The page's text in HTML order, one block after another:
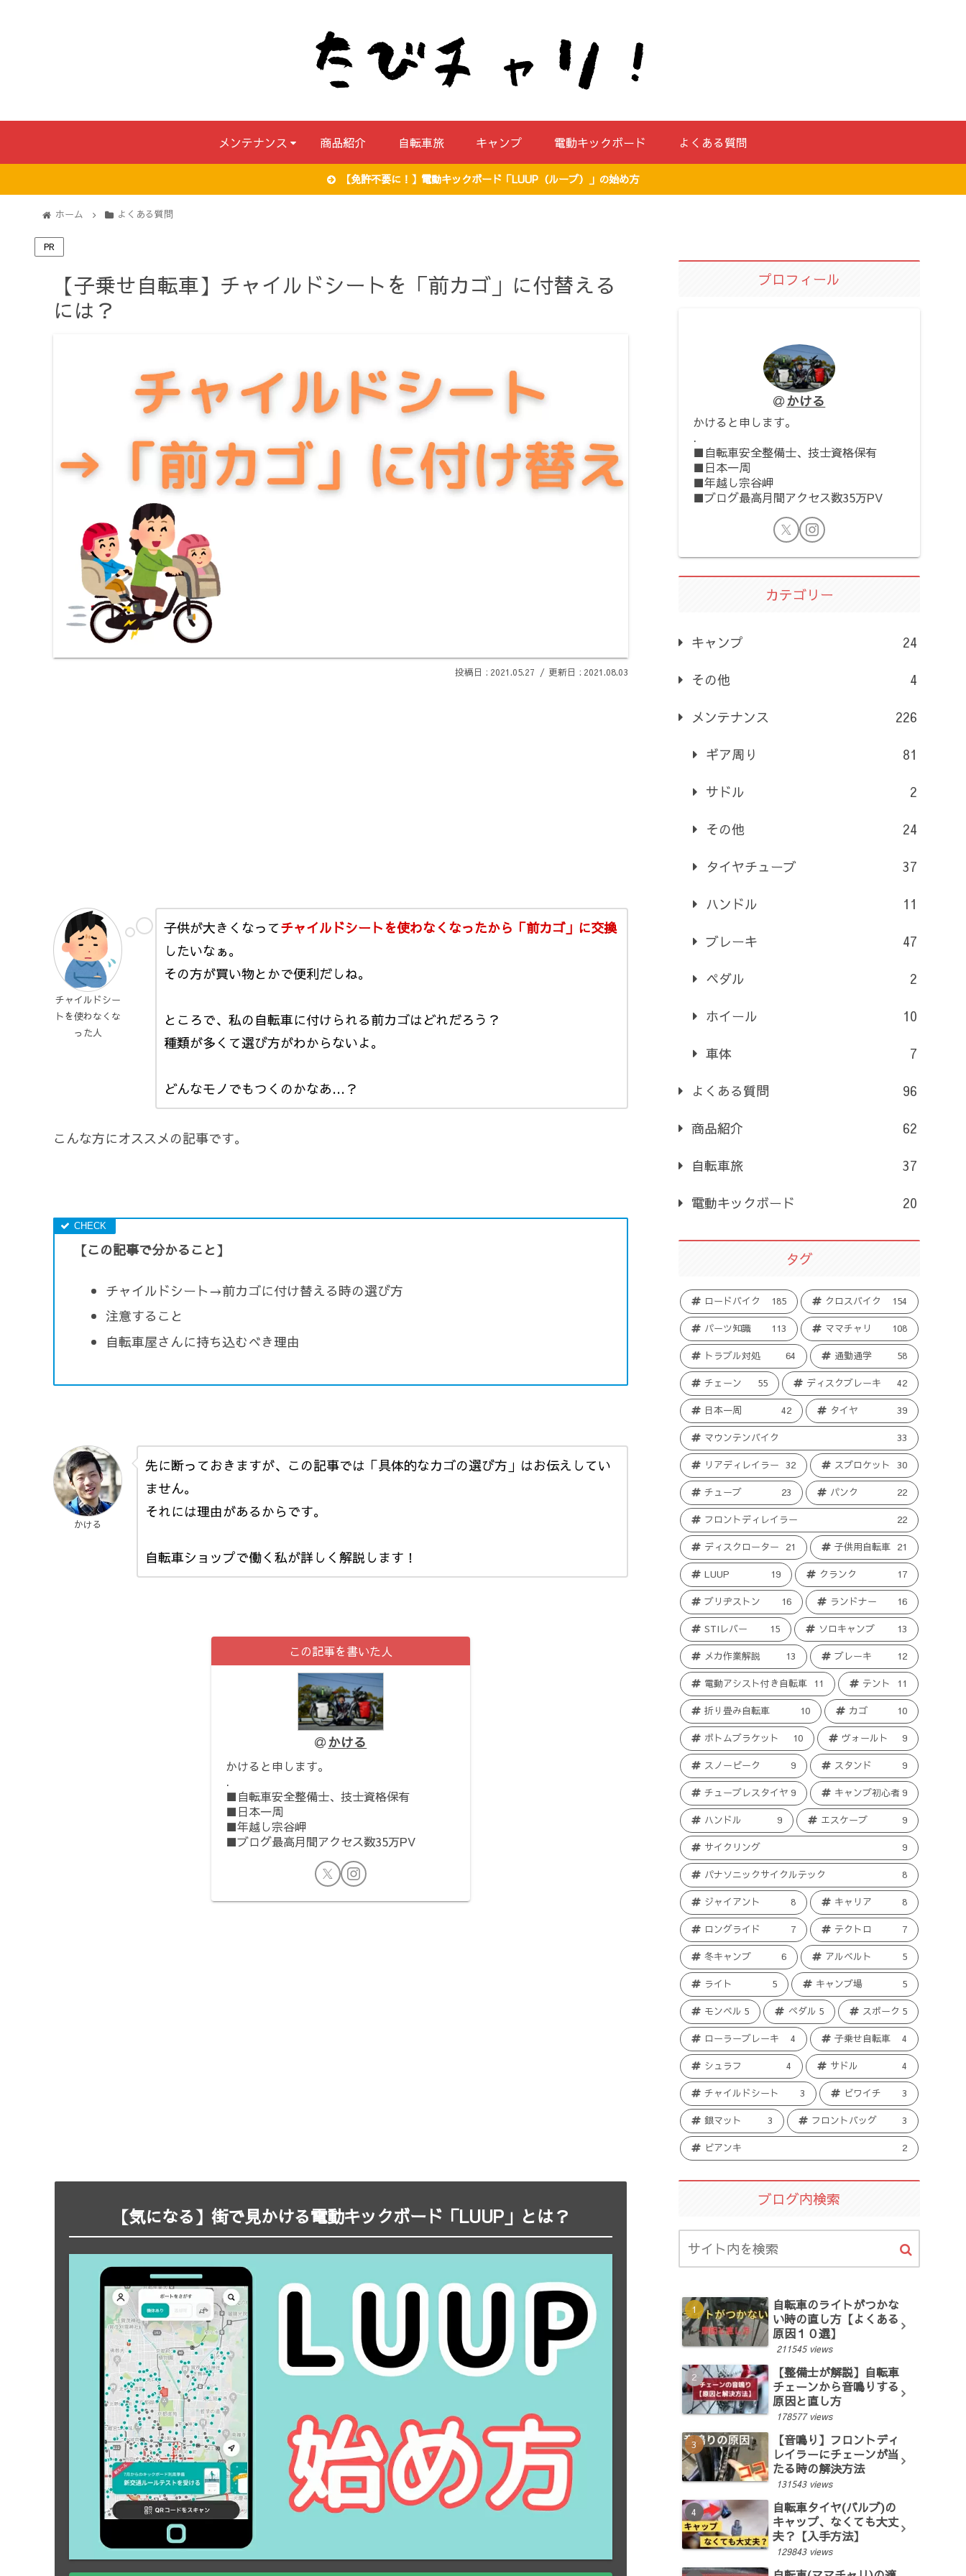
メンテナンス 商品紹介 自転車旅 キャンプ 電動キックボード よくある質問
【免許不要に！】電動キックボード「LUUP（ループ）」の始め方
ホーム よくある質問
PR
【子乗せ自転車】チャイルドシートを「前カゴ」に付替える
には？
2021.05.27 2021.08.03
チャイルドシー
トを使わなくな
った人
子供が大きくなってチャイルドシートを使わなくなったから「前カゴ」に交換
したいなぁ。
その方が買い物とかで便利だしね。
ところで、私の自転車に付けられる前カゴはどれだろう？
種類が多くて選び方がわからないよ。
どんなモノでもつくのかなあ…？
こんな方にオススメの記事です。
【この記事で分かること】
チャイルドシート→前カゴに付け替える時の選び方
注意すること
自転車屋さんに持ち込むべき理由
かける
先に断っておきますが、この記事では「具体的なカゴの選び方」はお伝えしてい
ません。
それには理由があるからです。
自転車ショップで働く私が詳しく解説します！
この記事を書いた人
かける
かけると申します。
.
■自転車安全整備士、技士資格保有
■日本一周
■年越し宗谷岬
■ブログ最高月間アクセス数35万PV
【気になる】街で見かける電動キックボード「LUUP」とは？
プロフィール
かける
かけると申します。
.
■自転車安全整備士、技士資格保有
■日本一周
■年越し宗谷岬
■ブログ最高月間アクセス数35万PV
カテゴリー
キャンプ 24
その他 4
メンテナンス 226
ギア周り 81
サドル 2
その他 24
タイヤチューブ 37
ハンドル 11
ブレーキ 47
ペダル 2
ホイール 10
車体 7
よくある質問 96
商品紹介 62
自転車旅 37
電動キックボード 20
タグ
ロードバイク 185 クロスバイク 154
パーツ知識 113 ママチャリ 108
トラブル対処 64 通勤通学 58
チェーン 55 ディスクブレーキ 42
日本一周 42 タイヤ 39
マウンテンバイク 33
リアディレイラー 32 スプロケット 30
チューブ 23 パンク 22
フロントディレイラー 22
ディスクローター 21 子供用自転車 21
LUUP 19 クランク 17
ブリヂストン 16 ランドナー 16
STIレバー 15 ソロキャンプ 13
メカ作業解説 13 ブレーキ 12
電動アシスト付き自転車 11 テント 11
折り畳み自転車 10 カゴ 10
ボトムブラケット 10 ヴォールト 9
スノーピーク 9 スタンド 9
チューブレスタイヤ 9 キャンプ初心者 9
ハンドル 9 エスケープ 9
サイクリング 9
パナソニックサイクルテック 8
ジャイアント 8 キャリア 8
ロングライド 7 テクトロ 7
冬キャンプ 6 アルベルト 5
ライト 5 キャンプ場 5
モンベル 5 ペダル 5 スポーク 5
ローラーブレーキ 4 子乗せ自転車 4
シュラフ 4 サドル 4
チャイルドシート 3 ビワイチ 3
銀マット 3 フロントバッグ 3
ビアンキ 2
ブログ内検索
自転車のライトがつかな
い時の直し方【よくある
原因１０選】
211545 views
【整備士が解説】自転車
チェーンから音鳴りする
原因と直し方
178577 views
【音鳴り】フロントディ
レイラーにチェーンが当
たる時の解決方法
131543 views
自転車タイヤ(バルブ)の
キャップ、なくても大丈
夫？【入手方法】
129843 views